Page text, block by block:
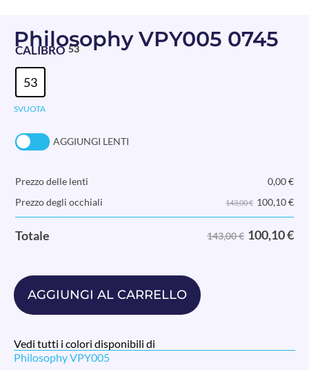
Philosophy VPY005 0745
CALIBRO 53
53
SVUOTA
AGGIUNGI LENTI
Prezzo delle lenti 0,00€
Prezzo degli occhiali
143,00 € 100,10€
Totale 143,00 € 100,10€
AGGIUNGI AL CARRELLO
Vedi tutti i colori disponibili di
Philosophy VPY005